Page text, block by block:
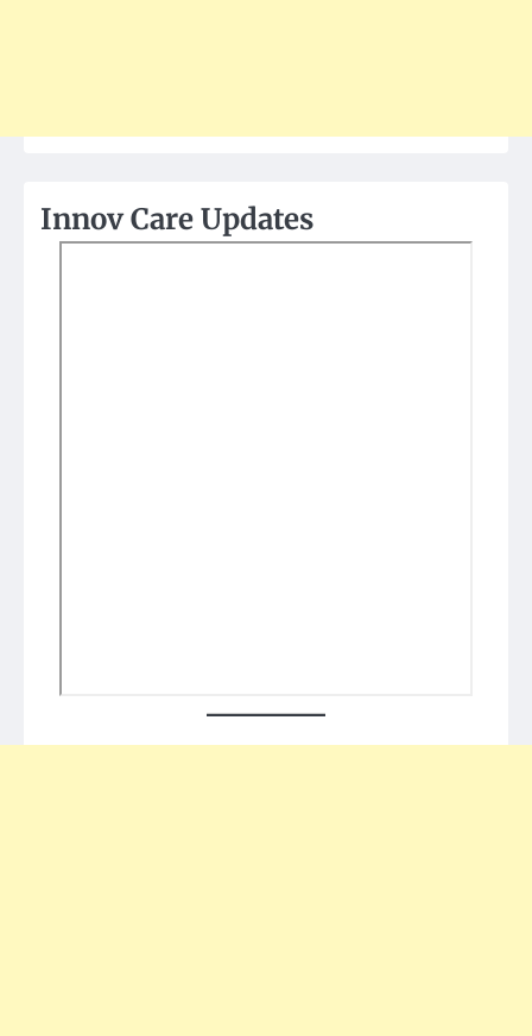
Innov Care Updates